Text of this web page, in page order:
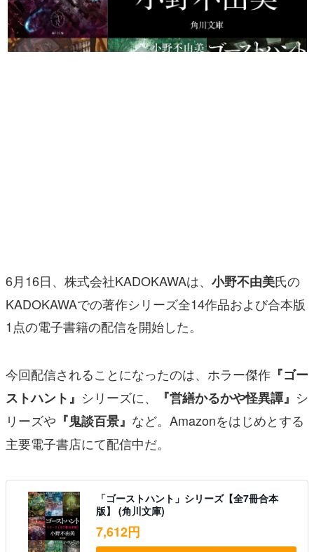
カテゴリ
6月16日、株式会社KADOKAWAは、 小野不由美氏の
KADOKAWAでの著作シリーズ全14作品および合本版
1点の電子書籍の配信を開始した。
今回配信されることになったのは、ホラー傑作 『ゴー
ストハント』 シリーズに、 『営繕かるかや怪異譚』 シ
リーズや 『鬼談百景』 など。Amazonをはじめとする
主要電子書店にて配信中だ。
「ゴーストハント」シリーズ【全7冊合本
版】 (角川文庫)
7,612円